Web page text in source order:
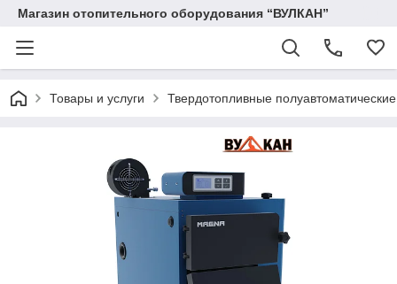
Магазин отопительного оборудования “ВУЛКАН”
Товары и услуги Твердотопливные